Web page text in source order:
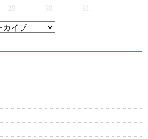
29 30 31